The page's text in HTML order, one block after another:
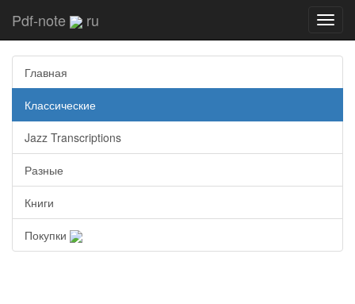
Pdf-note ru
Главная
Классические
Jazz Transcriptions
Разные
Книги
Покупки